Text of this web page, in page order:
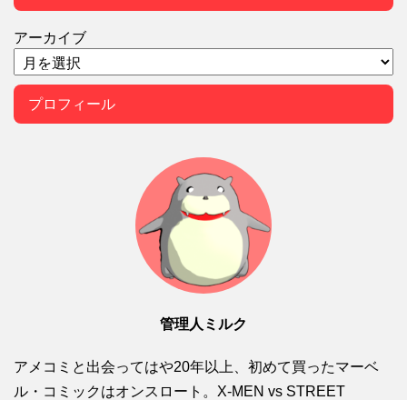
アーカイブ
プロフィール
管理人ミルク
アメコミと出会ってはや20年以上、初めて買ったマーベ
ル・コミックはオンスロート。X-MEN vs STREET